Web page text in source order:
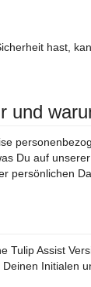
hast,
und
Du auf
persönlichen
Tulip Assist
Initialen